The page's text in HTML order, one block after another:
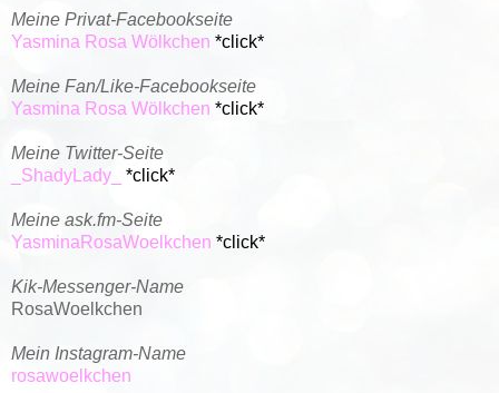
Meine Privat-Facebookseite
Yasmina Rosa Wölkchen *click*
Meine Fan/Like-Facebookseite
Yasmina Rosa Wölkchen *click*
Meine Twitter-Seite
_ShadyLady_
*click*
Meine ask.fm-Seite
YasminaRosaWoelkchen *click*
Kik-Messenger-Name
RosaWoelkchen
Mein Instagram-Name
rosawoelkchen